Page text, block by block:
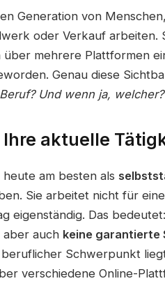
Generation von
oder Verkauf arbeiten.
mehrere Plattformen
Genau diese
Und wenn ja, welcher?
aktuelle
heute am besten als
Sie arbeitet nicht für
eigenständig. Das
aber auch keine garantierte
Schwerpunkt
verschiedene Online-